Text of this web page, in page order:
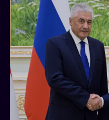
narkotrafik
uyushgan
jinoyatchilikka
qarshi
kurashish,
shuningdek,
kiberxavfsizlik
raqamli